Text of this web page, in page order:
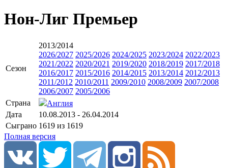
Нон-Лиг Премьер
Сезон
2013/2014
2026/2027 2025/2026 2024/2025 2023/2024 2022/2023
2021/2022 2020/2021 2019/2020 2018/2019 2017/2018
2016/2017 2015/2016 2014/2015 2013/2014 2012/2013
2011/2012 2010/2011 2009/2010 2008/2009 2007/2008
2006/2007 2005/2006
Страна
Англия
Дата
10.08.2013 - 26.04.2014
Сыграно 1619 из 1619
Полная версия